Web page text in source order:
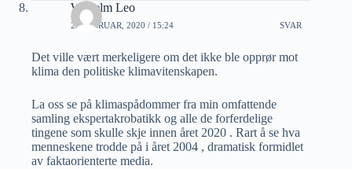
Wilhelm Leo
22 FEBRUAR, 2020 / 15:24 SVAR
Det ville vært merkeligere om det ikke ble opprør mot
klima den politiske klimavitenskapen.
La oss se på klimaspådommer fra min omfattende
samling ekspertakrobatikk og alle de forferdelige
tingene som skulle skje innen året 2020 . Rart å se hva
menneskene trodde på i året 2004 , dramatisk formidlet
av faktaorienterte media.